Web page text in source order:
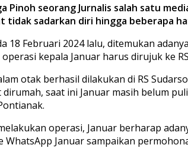
Pinoh seorang Jurnalis salah satu
tidak sadarkan diri hingga beberapa
18 Februari 2024 lalu, ditemukan
kepala Januar harus dirujuk ke
otak berhasil dilakukan di RS
saat ini Januar masih belum
operasi, Januar berharap
Januar sampaikan